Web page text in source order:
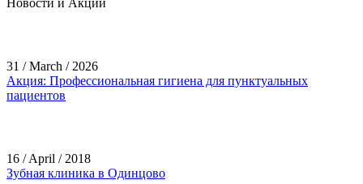
31 / March / 2026
Акция: Профессиональная гигиена для пунктуальных
пациентов
16 / April / 2018
Зубная клиника в Одинцово